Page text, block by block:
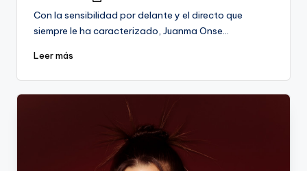
Con la sensibilidad por delante y el directo que
siempre le ha caracterizado, Juanma Onse…
Leer más